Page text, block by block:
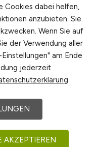
Dazu gehören
auf technische
sollte auch seine
einsetzt,
können.
inhaltlich und
Sie in Kontakt
ohne
wissen, dass
für
Cookies dabei helfen,
anzubieten. Sie
Wenn Sie auf
der Verwendung aller
am Ende
jederzeit
AKZEPTIEREN